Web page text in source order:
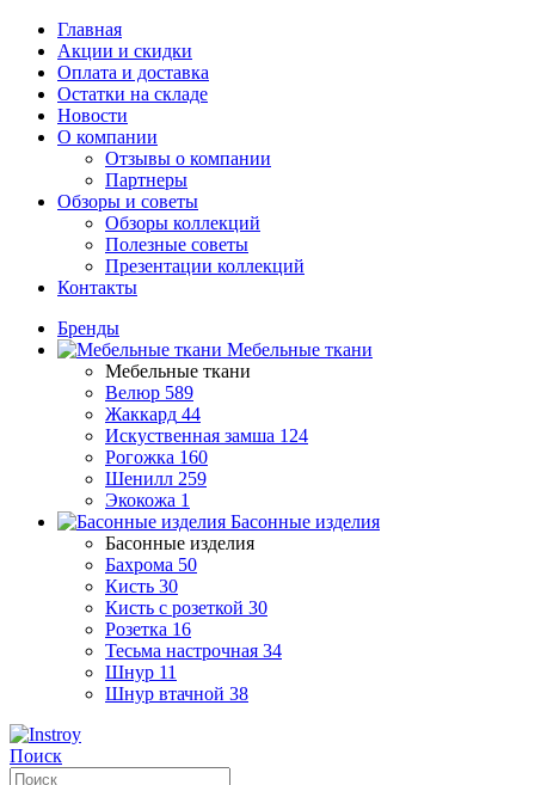
Главная
Акции и скидки
Оплата и доставка
Остатки на складе
Новости
О компании
Отзывы о компании
Партнеры
Обзоры и советы
Обзоры коллекций
Полезные советы
Презентации коллекций
Контакты
Бренды
Мебельные ткани
Мебельные ткани
Велюр 589
Жаккард 44
Искуственная замша 124
Рогожка 160
Шенилл 259
Экокожа 1
Басонные изделия
Басонные изделия
Бахрома 50
Кисть 30
Кисть с розеткой 30
Розетка 16
Тесьма настрочная 34
Шнур 11
Шнур втачной 38
Поиск